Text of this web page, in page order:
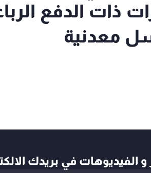
ذات الدفع
معدنية
و الفيديوهات في بريدك